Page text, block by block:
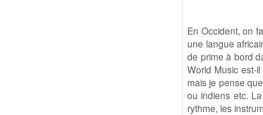
En Occident, on
une langue
de prime à bord
World Music est-
mais je pense
ou indiens etc.
rythme, les